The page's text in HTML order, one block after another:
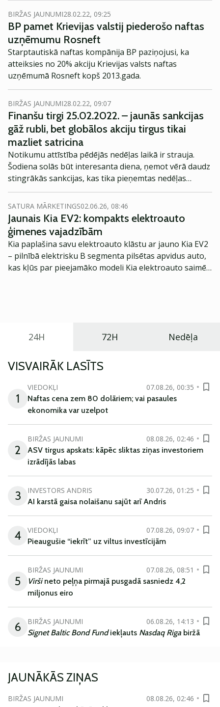
BIRŽAS JAUNUMI28.02.22, 09:25
BP pamet Krievijas valstij piederošo naftas
uzņēmumu Rosneft
Starptautiskā naftas kompānija BP paziņojusi, ka
atteiksies no 20% akciju Krievijas valsts naftas
uzņēmumā Rosneft kopš 2013.gada.
BIRŽAS JAUNUMI28.02.22, 09:07
Finanšu tirgi 25.02.2022. – jaunās sankcijas
gāž rubli, bet globālos akciju tirgus tikai
mazliet satricina
Notikumu attīstība pēdējās nedēļas laikā ir strauja.
Šodiena solās būt interesanta diena, ņemot vērā daudz
stingrākās sankcijas, kas tika pieņemtas nedēļas
nogalē. Savukārt iepriekšējo nedēļu, neskatoties uz
kara sākšanos Ukrainā, akciju tirgi noslēdza ar
nelieliem kritumiem vai pat kāpumiem.
SATURA MĀRKETINGS02.06.26, 08:46
Jaunais Kia EV2: kompakts elektroauto
ģimenes vajadzībām
Kia paplašina savu elektroauto klāstu ar jauno Kia EV2
– pilnībā elektrisku B segmenta pilsētas apvidus auto,
kas kļūs par pieejamāko modeli Kia elektroauto saimē
24H 72H Nedēļa
VISVAIRĀK LASĪTS
1
VIEDOKĻI
07.08.26, 00:35
Naftas cena zem 80 dolāriem; vai pasaules
ekonomika var uzelpot
2
BIRŽAS JAUNUMI
08.08.26, 02:46
ASV tirgus apskats: kāpēc sliktas ziņas investoriem
izrādījās labas
3 INVESTORS ANDRIS
30.07.26, 01:25
AI karstā gaisa nolaišanu sajūt arī Andris
4 VIEDOKĻI
07.08.26, 09:07
Pieaugušie “iekrīt” uz viltus investīcijām
5
BIRŽAS JAUNUMI
07.08.26, 08:51
Viršineto peļņa pirmajā pusgadā sasniedz 4,2
miljonus eiro
6 BIRŽAS JAUNUMI
06.08.26, 14:13
Signet Baltic Bond Fundiekļauts Nasdaq Riga biržā
JAUNĀKĀS ZIŅAS
BIRŽAS JAUNUMI
08.08.26, 02:46